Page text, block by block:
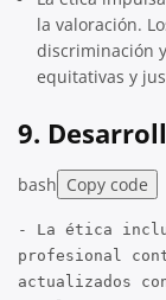
la valoración.
discriminación
equitativas y
9.
bash Copy code
- La ética
profesional
actualizados